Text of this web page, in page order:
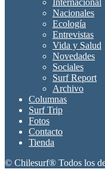
Internacional
Nacionales
Ecología
Entrevistas
Vida y Salud
Novedades
Sociales
Surf Report
Archivo
Columnas
Surf Trip
Fotos
Contacto
Tienda
© Chilesurf® Todos los